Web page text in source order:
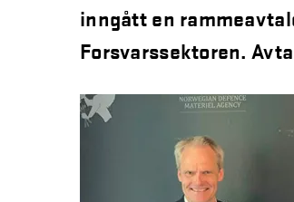
inngått en
Forsvarssektoren.